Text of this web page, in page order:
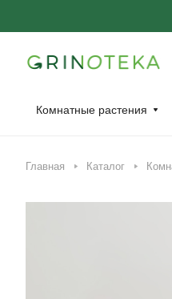
Комнатные растения
Главная Каталог